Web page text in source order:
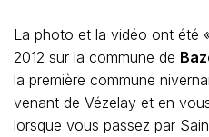
La photo et la vidéo ont été
2012 sur la commune de
la première commune
venant de Vézelay et en
lorsque vous passez par